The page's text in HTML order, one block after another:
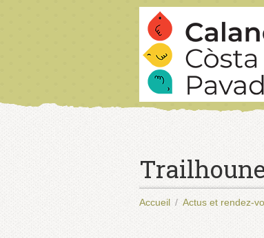
Accueil Actus et rendez-